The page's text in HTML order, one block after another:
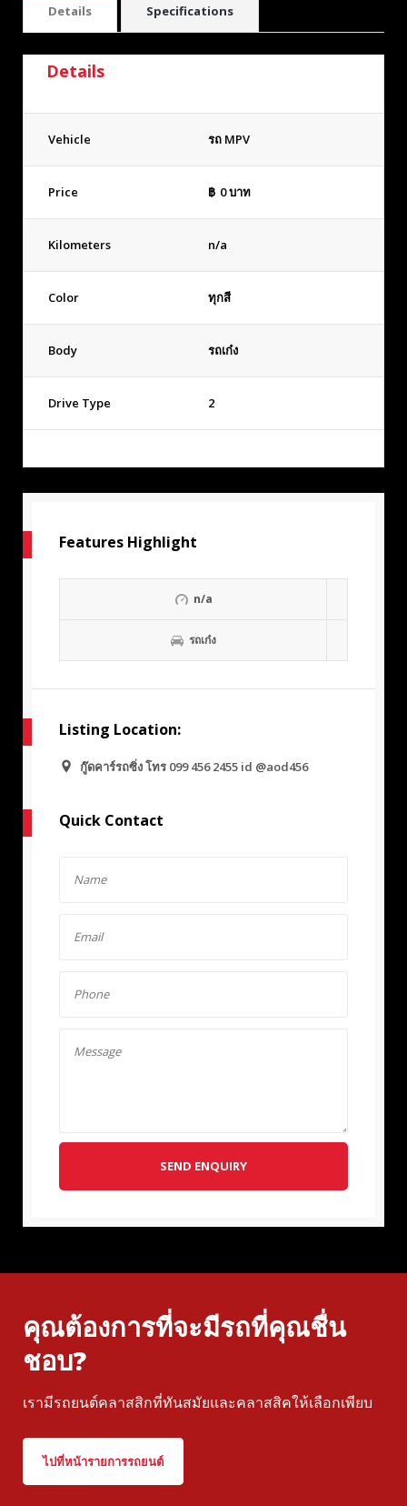
Details Specifications
Details
Vehicle รถ MPV
Price ฿ 0บาท
Kilometers n/a
Color ทุกสี
Body รถเก๋ง
Drive Type 2
Features Highlight
n/a
รถเก๋ง
Listing Location:
กู๊ดคาร์รถซิ่ง โทร 099 456 2455 id @aod456
Quick Contact
SEND ENQUIRY
คุณต้องการที่จะมีรถที่คุณชื่น
ชอบ?
เรามีรถยนต์คลาสสิกที่ทันสมัยและคลาสสิคให้เลือกเพียบ
ไปที่หน้ารายการรถยนต์